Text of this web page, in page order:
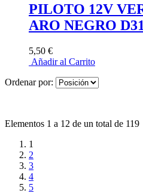
PILOTO 12V
ARO NEGRO
5,50 €
Añadir al Carrito
Ordenar por:
Elementos 1 a 12 de un total de 119
1
2
3
4
5